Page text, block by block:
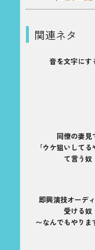
関連ネタ
音を文字にす
同僚の妻見
｢ウケ狙いしてる
て言う奴
即興演技オーデ
受ける奴
〜なんでもやりま